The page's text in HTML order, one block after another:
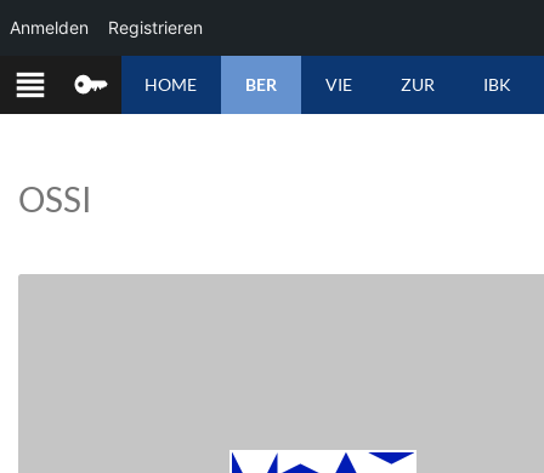
ZUM
INHALT
HOME BER VIE ZUR IBK
OSSI
Anmelden Registrieren